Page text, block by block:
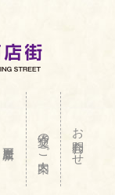
交通のご案内 お問合わせ